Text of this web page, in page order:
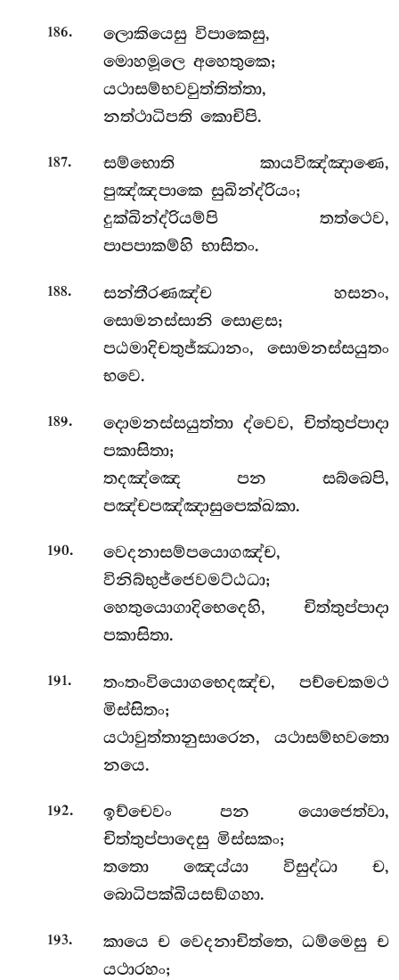
186.
ලොකියෙසු විපාකෙසු,
මොහමූලෙ අහෙතුකෙ;
යථාසම්භවවුත්තිත්තා,
නත්ථාධිපති කොචිපි.
187. සම්භොති කායවිඤ්ඤාණෙ,
පුඤ්ඤපාකෙ සුඛින්ද්රියං;
දුක්ඛින්ද්රියම්පි තත්ථෙව,
පාපපාකම්හි භාසිතං.
188.
සන්තීරණඤ්ච හසනං,
සොමනස්සානි සොළස;
පඨමාදිචතුජ්ඣානං, සොමනස්සයුතං
භවෙ.
189.
දොමනස්සයුත්තා ද්වෙව, චිත්තුප්පාදා
පකාසිතා;
තදඤ්ඤෙ පන සබ්බෙපි,
පඤ්චපඤ්ඤාසුපෙක්ඛකා.
190.
වෙදනාසම්පයොගඤ්ච,
විනිබ්භුජ්ජෙවමට්ඨධා;
හෙතුයොගාදිභෙදෙහි, චිත්තුප්පාදා
පකාසිතා.
191.
තංතංවියොගභෙදඤ්ච, පච්චෙකමථ
මිස්සිතං;
යථාවුත්තානුසාරෙන, යථාසම්භවතො
නයෙ.
192.
ඉච්චෙවං පන යොජෙත්වා,
චිත්තුප්පාදෙසු මිස්සකං;
තතො ඤෙය්යා විසුද්ධා ච,
බොධිපක්ඛියසඞ්ගහා.
193.
කායෙ ච වෙදනාචිත්තෙ, ධම්මෙසු ච
යථාරහං;